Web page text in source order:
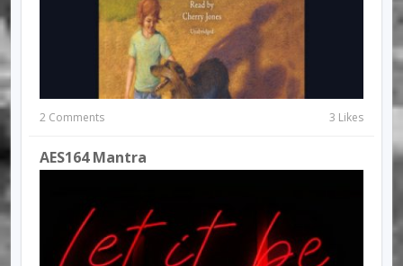
2 Comments 3 Likes
AES164 Mantra